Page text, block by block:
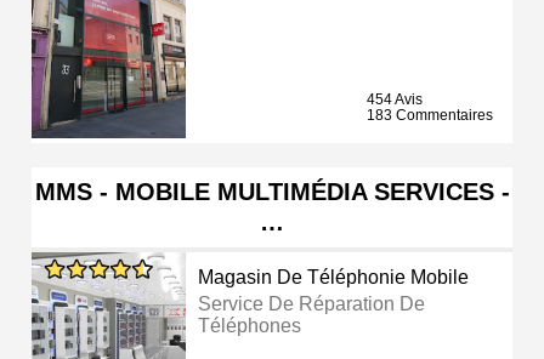
454 Avis
183 Commentaires
MMS - MOBILE MULTIMÉDIA SERVICES -
…
Magasin De Téléphonie Mobile
Service De Réparation De
Téléphones